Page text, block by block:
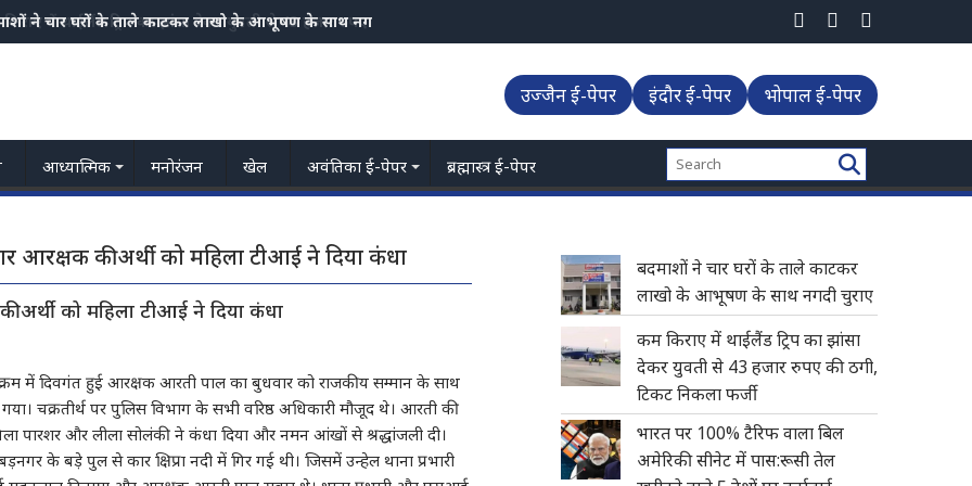
ने चार घरों के ताले काटकर लाखो के आभूषण के साथ नगदी चुराए
में थाईलैंड ट्रिप का झांसा देकर युवती से 43 हजार रुपए की ठगी, टिकट निकला फर्जी
उज्जैन ई-पेपर इंदौर ई-पेपर भोपाल ई-पेपर
आध्यात्मिक मनोरंजन खेल अवंतिका ई-पेपर ब्रह्मास्त्र ई-पेपर
आरक्षक की अर्थी को महिला टीआई ने दिया कंधा
अर्थी को महिला टीआई ने दिया कंधा
में दिवगंत हुई आरक्षक आरती पाल का बुधवार को राजकीय सम्मान के साथ
चक्रतीर्थ पर पुलिस विभाग के सभी वरिष्ठ अधिकारी मौजूद थे। आरती की
पारशर और लीला सोलंकी ने कंधा दिया और नमन आंखों से श्रद्धांजली दी।
के बड़े पुल से कार क्षिप्रा नदी में गिर गई थी। जिसमें उन्हेल थाना प्रभारी
बदमाशों ने चार घरों के ताले काटकर
लाखो के आभूषण के साथ नगदी चुराए
कम किराए में थाईलैंड ट्रिप का झांसा
देकर युवती से 43 हजार रुपए की ठगी,
टिकट निकला फर्जी
भारत पर 100% टैरिफ वाला बिल
अमेरिकी सीनेट में पास:रूसी तेल